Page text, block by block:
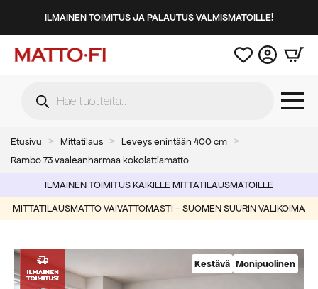
ILMAINEN TOIMITUS JA PALAUTUS VALMISMATOILLE!
search
Etusivu Mittatilaus
Leveys enintään 400 cm
Rambo 73 vaaleanharmaa kokolattiamatto
ILMAINEN TOIMITUS KAIKILLE MITTATILAUSMATOILLE
MITTATILAUSMATTO VAIVATTOMASTI – SUOMEN SUURIN VALIKOIMA
Kestävä Monipuolinen